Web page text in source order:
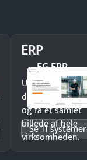
ERP
EG ERP
Undgå
og få ét samlet
billede af hele
virksomheden.
Se 11 systemer